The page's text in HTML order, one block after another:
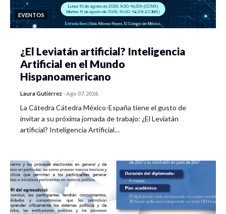
EVENTOS
¿El Leviatán artificial? Inteligencia
Artificial en el Mundo
Hispanoamericano
Laura Gutiérrez -Ago 07, 2026
La Cátedra Cátedra México-España tiene el gusto de
invitar a su próxima jornada de trabajo: ¿El Leviatán
artificial? Inteligencia Artificial…